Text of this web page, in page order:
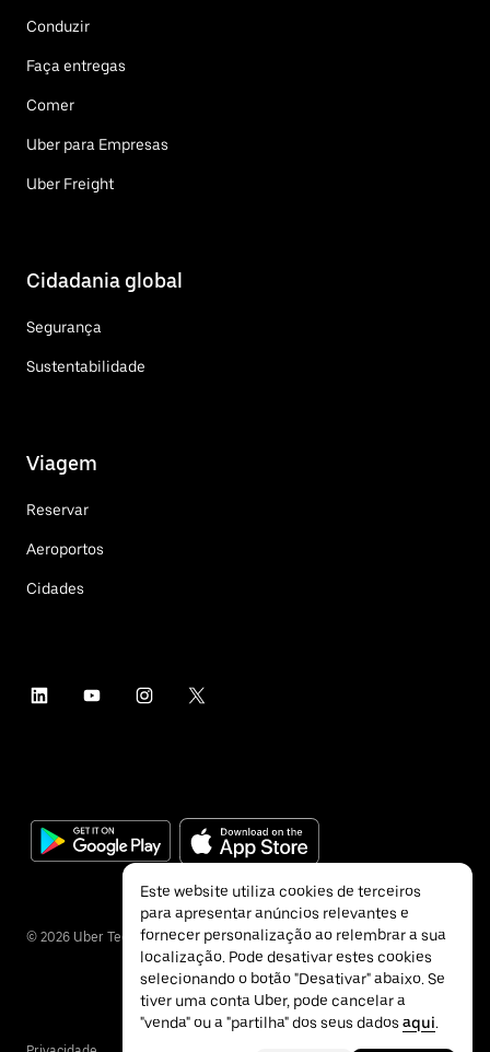
Conduzir
Faça entregas
Comer
Uber para Empresas
Uber Freight
Cidadania global
Segurança
Sustentabilidade
Viagem
Reservar
Aeroportos
Cidades
© 2026 Uber Technologies Inc.
Este website utiliza cookies de terceiros
para apresentar anúncios relevantes e
fornecer personalização ao relembrar a sua
localização. Pode desativar estes cookies
selecionando o botão "Desativar" abaixo. Se
tiver uma conta Uber, pode cancelar a
"venda" ou a "partilha" dos seus dados aqui.